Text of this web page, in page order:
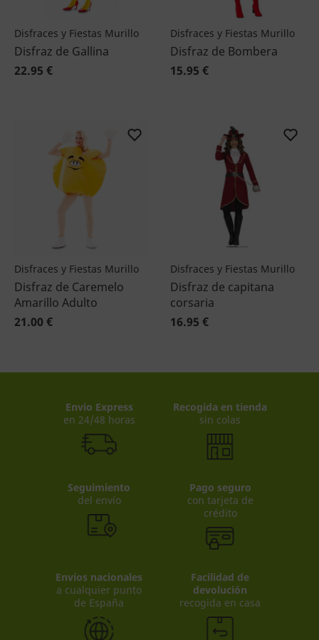
Disfraces y Fiestas Murillo
Disfraz de Gallina
22.95 €
Disfraces y Fiestas Murillo
Disfraz de Bombera
15.95 €
Disfraces y Fiestas Murillo
Disfraz de Caremelo
Amarillo Adulto
21.00 €
Disfraces y Fiestas Murillo
Disfraz de capitana
corsaria
16.95 €
Envio Express
en 24/48 horas
Recogida en tienda
sin colas
Seguimiento
del envío
Pago seguro
con tarjeta de
crédito
Envíos nacionales
a cualquier punto
de España
Facilidad de
devolución
recogida en casa